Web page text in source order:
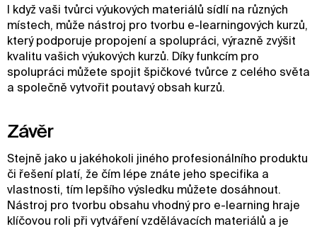
I když vaši tvůrci výukových materiálů sídlí na různých
místech, může nástroj pro tvorbu e-learningových kurzů,
který podporuje propojení a spolupráci, výrazně zvýšit
kvalitu vašich výukových kurzů. Díky funkcím pro
spolupráci můžete spojit špičkové tvůrce z celého světa
a společně vytvořit poutavý obsah kurzů.
Závěr
Stejně jako u jakéhokoli jiného profesionálního produktu
či řešení platí, že čím lépe znáte jeho specifika a
vlastnosti, tím lepšího výsledku můžete dosáhnout.
Nástroj pro tvorbu obsahu vhodný pro e-learning hraje
klíčovou roli při vytváření vzdělávacích materiálů a je